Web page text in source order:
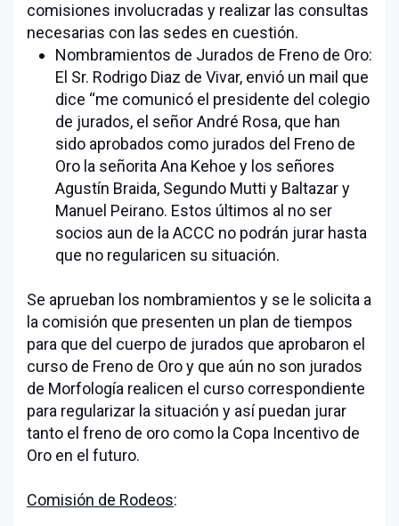
comisiones involucradas y realizar las consultas
necesarias con las sedes en cuestión.
Nombramientos de Jurados de Freno de Oro:
El Sr. Rodrigo Diaz de Vivar, envió un mail que
dice “me comunicó el presidente del colegio
de jurados, el señor André Rosa, que han
sido aprobados como jurados del Freno de
Oro la señorita Ana Kehoe y los señores
Agustín Braida, Segundo Mutti y Baltazar y
Manuel Peirano. Estos últimos al no ser
socios aun de la ACCC no podrán jurar hasta
que no regularicen su situación.
Se aprueban los nombramientos y se le solicita a
la comisión que presenten un plan de tiempos
para que del cuerpo de jurados que aprobaron el
curso de Freno de Oro y que aún no son jurados
de Morfología realicen el curso correspondiente
para regularizar la situación y así puedan jurar
tanto el freno de oro como la Copa Incentivo de
Oro en el futuro.
Comisión de Rodeos: